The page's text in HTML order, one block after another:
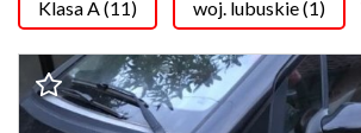
Klasa A (11)
woj. lubuskie (1)